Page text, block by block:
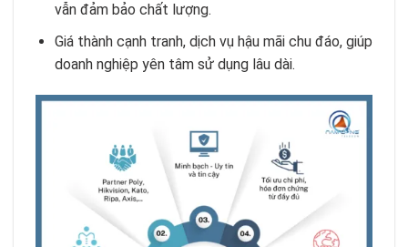
vẫn đảm bảo chất lượng.
Giá thành cạnh tranh, dịch vụ hậu mãi chu đáo, giúp
doanh nghiệp yên tâm sử dụng lâu dài.